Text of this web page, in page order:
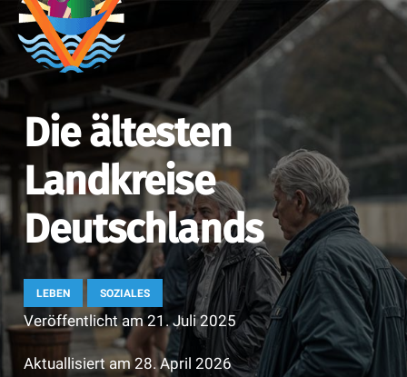
Die ältesten
Landkreise
Deutschlands
LEBEN SOZIALES
Veröffentlicht am21. Juli 2025
Aktuallisiert am28. April 2026